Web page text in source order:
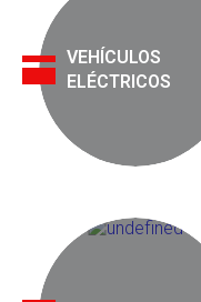
VEHÍCULOS
ELÉCTRICOS